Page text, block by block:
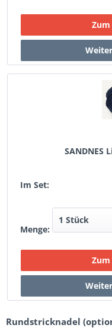
SANDNES
Im Set:
Menge:
Rundstricknadel